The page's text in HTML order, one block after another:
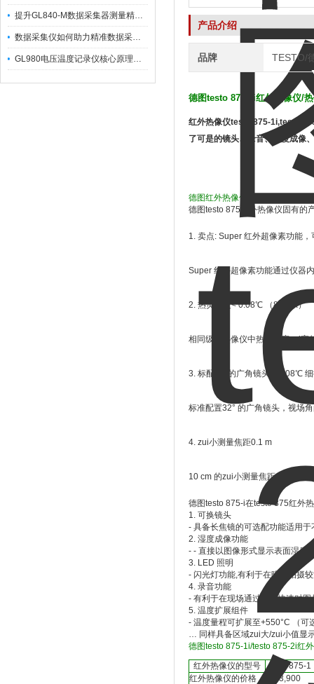
提升GL840-M数据采集器测量精度的操作秘籍
数据采集仪如何助力精准数据采集与分析？​
GL980电压温度记录仪核心原理及行业应用
产品介绍
品牌 TESTO/
德图testo 875-2i红外热像仪/
红外热像仪testo 875-1i,testo
了可是的镜头、录音、湿度成像
德图红外热像仪testo 875-1i/
德图testo 875红外热像仪固有的
1. 卖点: Super 红外超像素功能
Super 红外超像素功能通过仪器
2. 热灵敏度< 0.08℃ （80 mK）
相同级别热像仪中热灵敏度zui
3. 标配32°的广角镜头，0.08℃
标准配置32° 的广角镜头，视场
4. zui小测量焦距0.1 m
10 cm 的zui小测量焦距使热像仪
德图testo 875-i在testo 875红外
1. 可换镜头
- 具备长焦镜的可选配功能适用
2. 湿度成像功能
- - 直接以图像形式显示表面湿度
3. LED 照明
- 闪光灯功能,有利于在暗处拍摄
4. 录音功能
- 有利于在现场通过语音快速对图
5. 温度扩展组件
- 温度量程可扩展至+550°C （可
… 同样具备区域zui大/zui小值显
德图testo 875-1i/testo 875-2i红
红外热像仪的型号
testo 875-1
红外热像仪的价格
￥23,900